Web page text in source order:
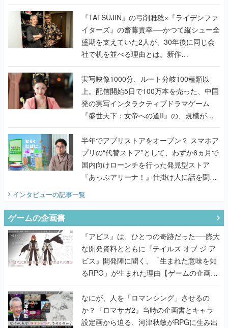
で作り込まれた理由を両ディレクターに聞
く
『TATSUJIN』の弓削雅稔×『ライデンファ
イターズ』の齋藤貴幸──かつて縦シュー全
盛期を支えていた2人が、30年後に同じ会
社で机を並べる理由とは。新作
『TATSUJIN EXTREME』で初タッグを組
んだレジェンド2人に訊く開発秘話
実写映像1000分、ルート分岐100種類以
上。配信開始5日で100万本を売った、中国
発の実写インタラクティブドラマゲーム
『盛世天下：女帝への道II』の、規模が違
うこだわりをプロデューサーに聞いた
半年でアプリストアをオープン？ スマホア
プリの“代替ストア”として、わずか6ヵ月で
国内向けローンチを行った発見型ストア
『あっぷアリーナ！』仕掛け人に話を聞い
インタビューの記事一覧
ゲームの企画書
『アビス』は、ひとつの奇跡だった──膨大
な開発資料とともに『テイルズ オブ ジ ア
ビス』開発陣に聞く、「生まれた意味を知
るRPG」が生まれた理由【ゲームの企画
書】
なにが、人を「ロマンシング」させるの
か？『ロマサガ2』当時の企画書とキャラ
設定画から迫る、河津秋敏がRPGに生み出